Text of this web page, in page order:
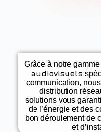
Grâce à notre
audiovisuels
communication,
distribution
solutions vous
de l’énergie et des
bon déroulement de
et